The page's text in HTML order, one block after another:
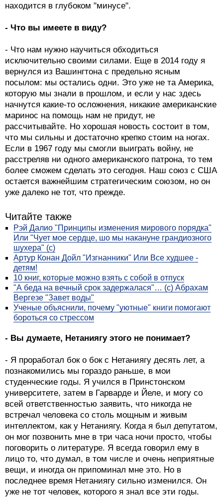
находится в глубоком "минусе".
- Что вы имеете в виду?
- Что нам нужно научиться обходиться
исключительно своими силами. Еще в 2014 году я
вернулся из Вашингтона с предельно ясным
посылом: мы остались одни. Это уже не та Америка,
которую мы знали в прошлом, и если у нас здесь
начнутся какие-то осложнения, никакие американские
маринос на помощь нам не придут, не
рассчитывайте. Но хорошая новость состоит в том,
что мы сильны и достаточно крепко стоим на ногах.
Если в 1967 году мы смогли выиграть войну, не
расстреляв ни одного американского патрона, то тем
более сможем сделать это сегодня. Наш союз с США
остается важнейшим стратегическим союзом, но он
уже далеко не тот, что прежде.
Читайте также
Рэй Далио "Принципы изменения мирового порядка"
Или "Чует мое сердце, шо мы накануне грандиозного
шухера" (с)
Артур Конан Дойл "Изгнанники" Или Все худшее -
детям!
10 книг, которые можно взять с собой в отпуск
"А беда на вечный срок задержалася"… (с) Абрахам
Вергезе "Завет воды"
Ученые объяснили, почему "уютные" книги помогают
бороться со стрессом
- Вы думаете, Нетаниягу этого не понимает?
- Я проработал бок о бок с Нетаниягу десять лет, а
познакомились мы гораздо раньше, в мои
студенческие годы. Я учился в Принстонском
университете, затем в Гарварде и Йеле, и могу со
всей ответственностью заявить, что никогда не
встречал человека со столь мощным и живым
интеллектом, как у Нетаниягу. Когда я был депутатом,
он мог позвонить мне в три часа ночи просто, чтобы
поговорить о литературе. Я всегда говорил ему в
лицо то, что думал, в том числе и очень неприятные
вещи, и иногда он припоминал мне это. Но в
последнее время Нетаниягу сильно изменился. Он
уже не тот человек, которого я знал все эти годы.